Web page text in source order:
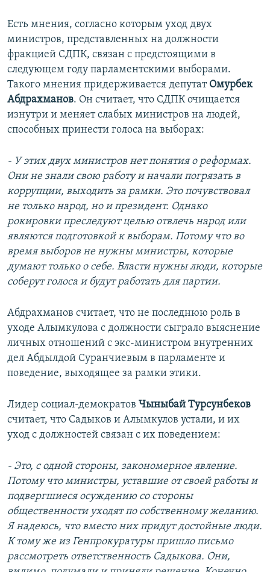
Есть мнения, согласно которым уход двух
министров, представленных на должности
фракцией СДПК, связан с предстоящими в
следующем году парламентскими выборами.
Такого мнения придерживается депутат Омурбек
Абдрахманов. Он считает, что СДПК очищается
изнутри и меняет слабых министров на людей,
способных принести голоса на выборах:
- У этих двух министров нет понятия о реформах.
Они не знали свою работу и начали погрязать в
коррупции, выходить за рамки. Это почувствовал
не только народ, но и президент. Однако
рокировки преследуют целью отвлечь народ или
являются подготовкой к выборам. Потому что во
время выборов не нужны министры, которые
думают только о себе. Власти нужны люди, которые
соберут голоса и будут работать для партии.
Абдрахманов считает, что не последнюю роль в
уходе Алымкулова с должности сыграло выяснение
личных отношений с экс-министром внутренних
дел Абдылдой Суранчиевым в парламенте и
поведение, выходящее за рамки этики.
Лидер социал-демократов Чыныбай Турсунбеков
считает, что Садыков и Алымкулов устали, и их
уход с должностей связан с их поведением:
- Это, с одной стороны, закономерное явление.
Потому что министры, уставшие от своей работы и
подвергшиеся осуждению со стороны
общественности уходят по собственному желанию.
Я надеюсь, что вместо них придут достойные люди.
К тому же из Генпрокуратуры пришло письмо
рассмотреть ответственность Садыкова. Они,